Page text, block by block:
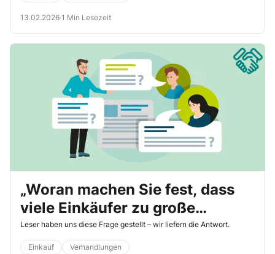
13.02.2026·1 Min Lesezeit
„Woran machen Sie fest, dass
viele Einkäufer zu große
Rücksicht auf die Verkäufer
nehmen?“
Leser haben uns diese Frage gestellt – wir liefern die Antwort.
Einkauf Verhandlungen